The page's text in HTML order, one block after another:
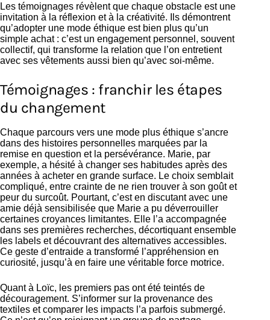
Les témoignages révèlent que chaque obstacle est une
invitation à la réflexion et à la créativité. Ils démontrent
qu’adopter une mode éthique est bien plus qu’un
simple achat : c’est un engagement personnel, souvent
collectif, qui transforme la relation que l’on entretient
avec ses vêtements aussi bien qu’avec soi-même.
Témoignages : franchir les étapes
du changement
Chaque parcours vers une mode plus éthique s’ancre
dans des histoires personnelles marquées par la
remise en question et la persévérance. Marie, par
exemple, a hésité à changer ses habitudes après des
années à acheter en grande surface. Le choix semblait
compliqué, entre crainte de ne rien trouver à son goût et
peur du surcoût. Pourtant, c’est en discutant avec une
amie déjà sensibilisée que Marie a pu déverrouiller
certaines croyances limitantes. Elle l’a accompagnée
dans ses premières recherches, décortiquant ensemble
les labels et découvrant des alternatives accessibles.
Ce geste d’entraide a transformé l’appréhension en
curiosité, jusqu’à en faire une véritable force motrice.
Quant à Loïc, les premiers pas ont été teintés de
découragement. S’informer sur la provenance des
textiles et comparer les impacts l’a parfois submergé.